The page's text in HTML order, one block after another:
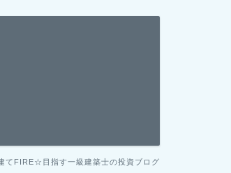
てFIRE☆目指す一級建築士の投資ブログ